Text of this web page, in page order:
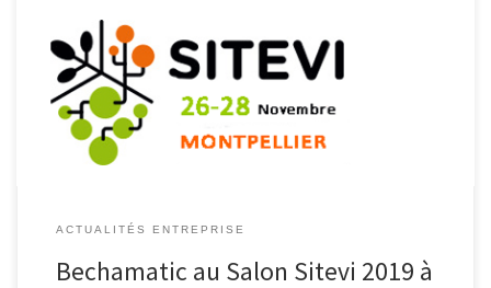
Bechamatic sera au Salon Sitevi 2019 à Montpellier du 26 au 28
Novembre 2019, le salon International des équipements et […]
ACTUALITÉS ENTREPRISE
Bechamatic au Salon Sitevi 2019 à